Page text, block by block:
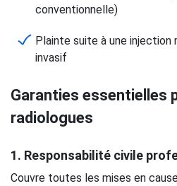
conventionnelle)
Plainte suite à une injection
invasif
Garanties essentielles
radiologues
1. Responsabilité civile
Couvre toutes les mises en